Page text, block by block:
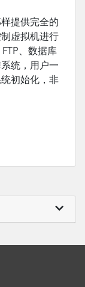
提供完全的
虚拟机进行
、数据库
统，用户一
初始化，非